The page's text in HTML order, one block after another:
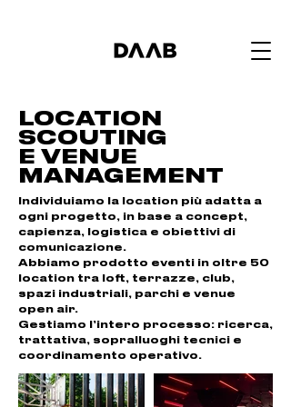
LOCATION
SCOUTING
E VENUE
MANAGEMENT
Individuiamo la location più adatta a
ogni progetto, in base a concept,
capienza, logistica e obiettivi di
comunicazione.
Abbiamo prodotto eventi in oltre 50
location tra loft, terrazze, club,
spazi industriali, parchi e venue
open air.
Gestiamo l’intero processo: ricerca,
trattativa, sopralluoghi tecnici e
coordinamento operativo.